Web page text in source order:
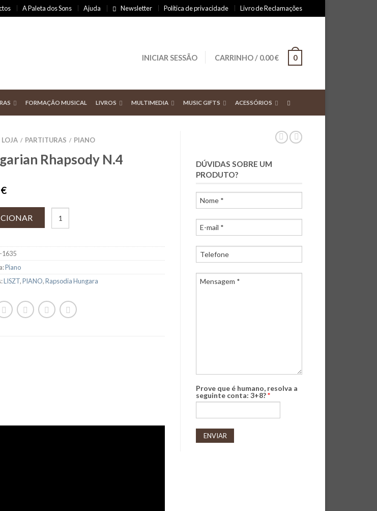
A Paleta dos Sons Ajuda Newsletter Política de privacidade Livro de Reclamações
INICIAR SESSÃO CARRINHO/ 0.00€ 0
FORMAÇÃO MUSICAL LIVROS MULTIMEDIA MUSIC GIFTS ACESSÓRIOS
LOJA / PARTITURAS / PIANO
Rhapsody N.4
€
1635
Piano
LISZT,PIANO,Rapsodia Hungara
DÚVIDAS SOBRE UM
PRODUTO?
Prove que é humano, resolva a
seguinte conta: 3+8?*